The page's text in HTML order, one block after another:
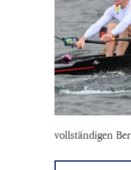
vollständigen